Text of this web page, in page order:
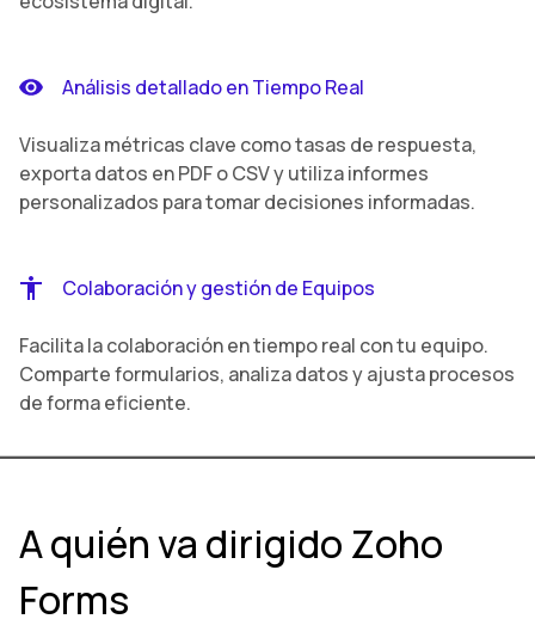
Análisis detallado en Tiempo Real
Visualiza métricas clave como tasas de respuesta,
exporta datos en PDF o CSV y utiliza informes
personalizados para tomar decisiones informadas.
Colaboración y gestión de Equipos
Facilita la colaboración en tiempo real con tu equipo.
Comparte formularios, analiza datos y ajusta procesos
de forma eficiente.
A quién va dirigido Zoho
Forms